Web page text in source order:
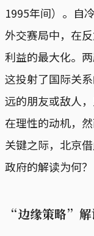
1995年间）。自
外交赛局中，在
利益的最大化。
这投射了国际关
远的朋友或敌人
在理性的动机，
关键之际，北京
政府的解读为何？
“边缘策略”解